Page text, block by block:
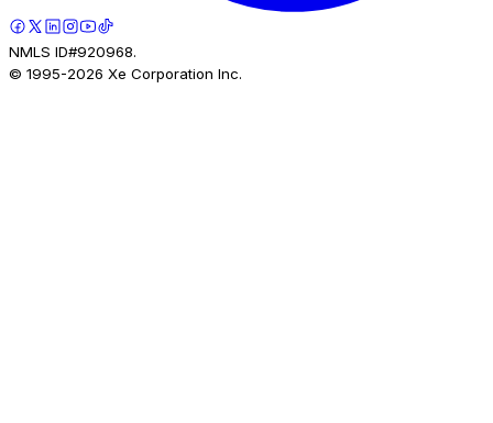
NMLS ID#920968.
© 1995-2026 Xe Corporation Inc.